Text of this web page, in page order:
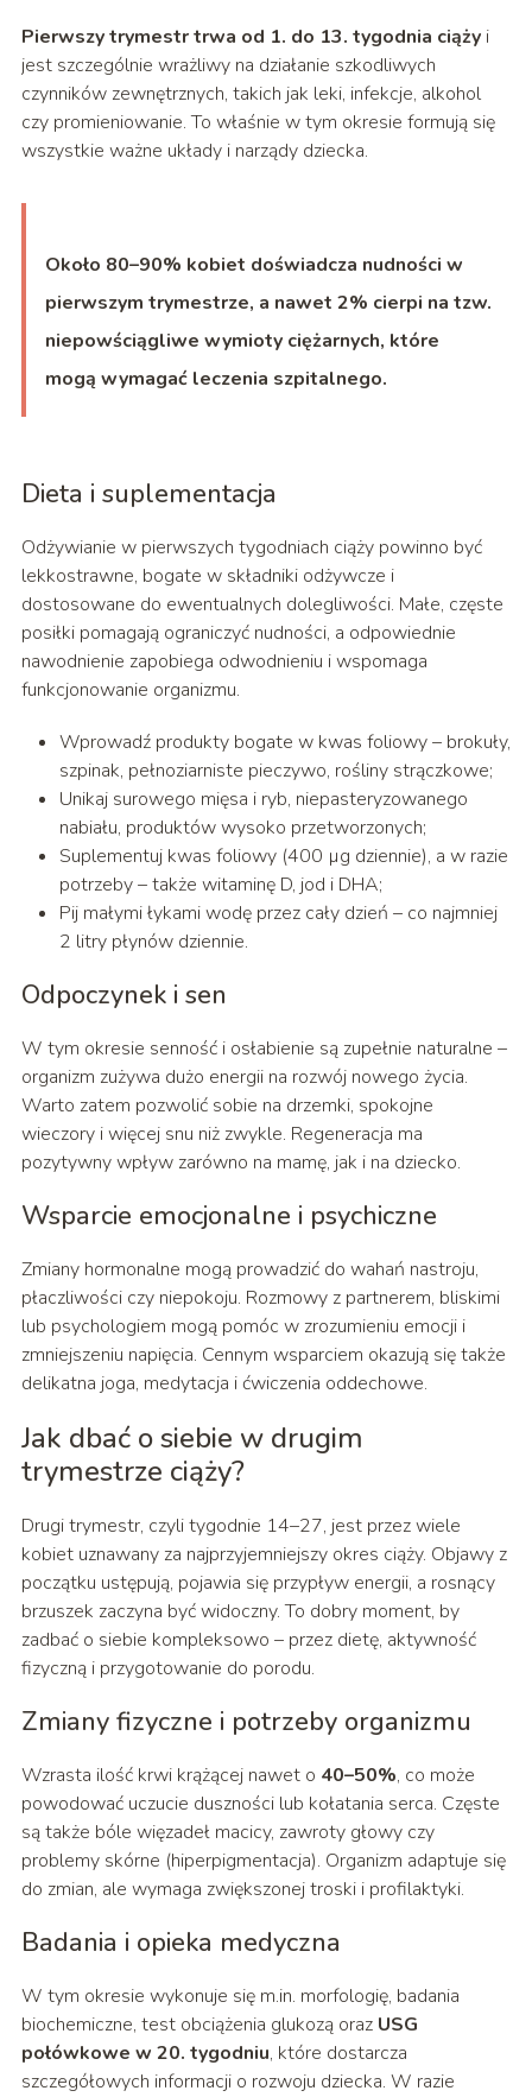
Pierwszy trymestr trwa od 1. do 13. tygodnia ciążyi
jest szczególnie wrażliwy na działanie szkodliwych
czynników zewnętrznych, takich jak leki, infekcje, alkohol
czy promieniowanie. To właśnie w tym okresie formują się
wszystkie ważne układy i narządy dziecka.
Około 80–90% kobiet doświadcza nudności w
pierwszym trymestrze, a nawet 2% cierpi na tzw.
niepowściągliwe wymioty ciężarnych, które
mogą wymagać leczenia szpitalnego.
Dieta i suplementacja
Odżywianie w pierwszych tygodniach ciąży powinno być
lekkostrawne, bogate w składniki odżywcze i
dostosowane do ewentualnych dolegliwości. Małe, częste
posiłki pomagają ograniczyć nudności, a odpowiednie
nawodnienie zapobiega odwodnieniu i wspomaga
funkcjonowanie organizmu.
Wprowadź produkty bogate w kwas foliowy – brokuły,
szpinak, pełnoziarniste pieczywo, rośliny strączkowe;
Unikaj surowego mięsa i ryb, niepasteryzowanego
nabiału, produktów wysoko przetworzonych;
Suplementuj kwas foliowy (400 µg dziennie), a w razie
potrzeby – także witaminę D, jod i DHA;
Pij małymi łykami wodę przez cały dzień – co najmniej
2 litry płynów dziennie.
Odpoczynek i sen
W tym okresie senność i osłabienie są zupełnie naturalne –
organizm zużywa dużo energii na rozwój nowego życia.
Warto zatem pozwolić sobie na drzemki, spokojne
wieczory i więcej snu niż zwykle. Regeneracja ma
pozytywny wpływ zarówno na mamę, jak i na dziecko.
Wsparcie emocjonalne i psychiczne
Zmiany hormonalne mogą prowadzić do wahań nastroju,
płaczliwości czy niepokoju. Rozmowy z partnerem, bliskimi
lub psychologiem mogą pomóc w zrozumieniu emocji i
zmniejszeniu napięcia. Cennym wsparciem okazują się także
delikatna joga, medytacja i ćwiczenia oddechowe.
Jak dbać o siebie w drugim
trymestrze ciąży?
Drugi trymestr, czyli tygodnie 14–27, jest przez wiele
kobiet uznawany za najprzyjemniejszy okres ciąży. Objawy z
początku ustępują, pojawia się przypływ energii, a rosnący
brzuszek zaczyna być widoczny. To dobry moment, by
zadbać o siebie kompleksowo – przez dietę, aktywność
fizyczną i przygotowanie do porodu.
Zmiany fizyczne i potrzeby organizmu
Wzrasta ilość krwi krążącej nawet o 40–50%, co może
powodować uczucie duszności lub kołatania serca. Częste
są także bóle więzadeł macicy, zawroty głowy czy
problemy skórne (hiperpigmentacja). Organizm adaptuje się
do zmian, ale wymaga zwiększonej troski i profilaktyki.
Badania i opieka medyczna
W tym okresie wykonuje się m.in. morfologię, badania
biochemiczne, test obciążenia glukozą oraz USG
połówkowe w 20. tygodniu, które dostarcza
szczegółowych informacji o rozwoju dziecka. W razie